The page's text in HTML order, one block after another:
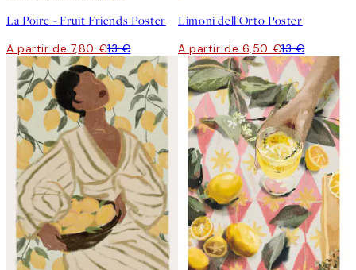
La Poire - Fruit Friends Poster
A partir de 7,80 €13 €
Limoni dell'Orto Poster
A partir de 6,50 €13 €